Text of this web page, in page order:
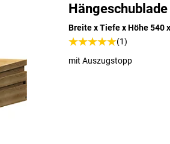
Breite x Tiefe x Höhe 540
(1)
mit Auszugstopp